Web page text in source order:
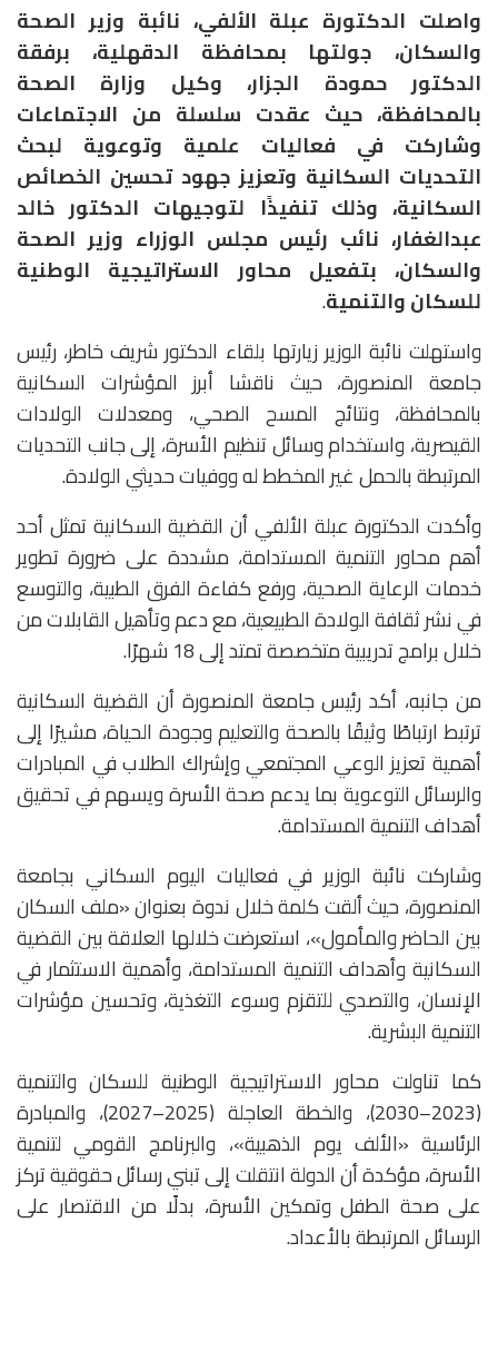
واصلت الدكتورة عبلة الألفي، نائبة وزير الصحة
والسكان، جولتها بمحافظة الدقهلية، برفقة
الدكتور حمودة الجزار، وكيل وزارة الصحة
بالمحافظة، حيث عقدت سلسلة من الاجتماعات
وشاركت في فعاليات علمية وتوعوية لبحث
التحديات السكانية وتعزيز جهود تحسين الخصائص
السكانية، وذلك تنفيذًا لتوجيهات الدكتور خالد
عبدالغفار، نائب رئيس مجلس الوزراء وزير الصحة
والسكان، بتفعيل محاور الاستراتيجية الوطنية
للسكان والتنمية.
واستهلت نائبة الوزير زيارتها بلقاء الدكتور شريف خاطر، رئيس
جامعة المنصورة، حيث ناقشا أبرز المؤشرات السكانية
بالمحافظة، ونتائج المسح الصحي، ومعدلات الولادات
القيصرية، واستخدام وسائل تنظيم الأسرة، إلى جانب التحديات
المرتبطة بالحمل غير المخطط له ووفيات حديثي الولادة.
وأكدت الدكتورة عبلة الألفي أن القضية السكانية تمثل أحد
أهم محاور التنمية المستدامة، مشددة على ضرورة تطوير
خدمات الرعاية الصحية، ورفع كفاءة الفرق الطبية، والتوسع
في نشر ثقافة الولادة الطبيعية، مع دعم وتأهيل القابلات من
خلال برامج تدريبية متخصصة تمتد إلى 18 شهرًا.
من جانبه، أكد رئيس جامعة المنصورة أن القضية السكانية
ترتبط ارتباطًا وثيقًا بالصحة والتعليم وجودة الحياة، مشيرًا إلى
أهمية تعزيز الوعي المجتمعي وإشراك الطلاب في المبادرات
والرسائل التوعوية بما يدعم صحة الأسرة ويسهم في تحقيق
أهداف التنمية المستدامة.
وشاركت نائبة الوزير في فعاليات اليوم السكاني بجامعة
المنصورة، حيث ألقت كلمة خلال ندوة بعنوان «ملف السكان
بين الحاضر والمأمول»، استعرضت خلالها العلاقة بين القضية
السكانية وأهداف التنمية المستدامة، وأهمية الاستثمار في
الإنسان، والتصدي للتقزم وسوء التغذية، وتحسين مؤشرات
التنمية البشرية.
كما تناولت محاور الاستراتيجية الوطنية للسكان والتنمية
(2023–2030)، والخطة العاجلة (2025–2027)، والمبادرة
الرئاسية «الألف يوم الذهبية»، والبرنامج القومي لتنمية
الأسرة، مؤكدة أن الدولة انتقلت إلى تبني رسائل حقوقية تركز
على صحة الطفل وتمكين الأسرة، بدلًا من الاقتصار على
الرسائل المرتبطة بالأعداد.